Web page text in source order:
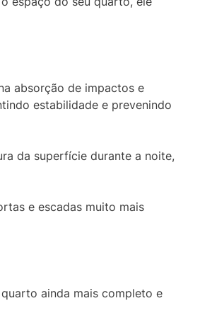
absorção de impactos e
estabilidade e prevenindo
da superfície durante a noite,
e escadas muito mais
ainda mais completo e